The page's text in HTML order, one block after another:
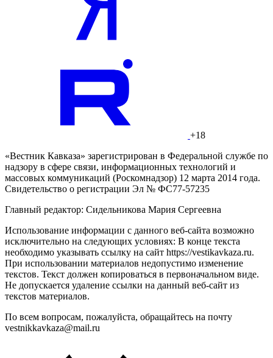
+18
«Вестник Кавказа» зарегистрирован в Федеральной службе по
надзору в сфере связи, информационных технологий и
массовых коммуникаций (Роскомнадзор) 12 марта 2014 года.
Свидетельство о регистрации Эл № ФС77-57235
Главный редактор: Сидельникова Мария Сергеевна
Использование информации с данного веб-сайта возможно
исключительно на следующих условиях: В конце текста
необходимо указывать ссылку на сайт https://vestikavkaza.ru.
При использовании материалов недопустимо изменение
текстов. Текст должен копироваться в первоначальном виде.
Не допускается удаление ссылки на данный веб-сайт из
текстов материалов.
По всем вопросам, пожалуйста, обращайтесь на почту
vestnikkavkaza@mail.ru